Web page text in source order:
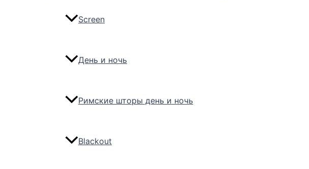
Screen
День и ночь
Римские шторы день и ночь
Blackout